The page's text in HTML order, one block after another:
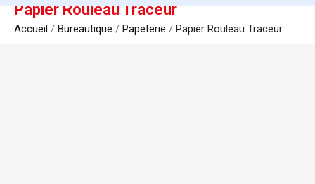
Papier Rouleau Traceur
Accueil / Bureautique / Papeterie / Papier Rouleau Traceur